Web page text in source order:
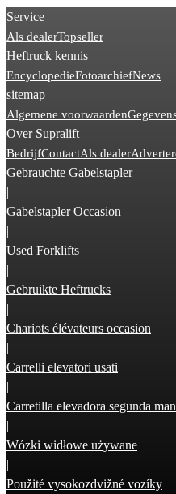
Service
Als dealerTopseller
Heftruck kennis
EncyclopedieFotoarchiefNews
sitemap
Algemene voorwaarden
Over Supralift
BedrijfContactAls dealer
Gebrauchte Gabelstapler
|
Gabelstapler Occasion
|
Used Forklifts
|
Gebruikte Heftrucks
|
Chariots élévateurs occasion
|
Carrelli elevatori usati
|
Carretilla elevadora segunda
|
Wózki widłowe używane
|
Použité vysokozdvižné vozíky